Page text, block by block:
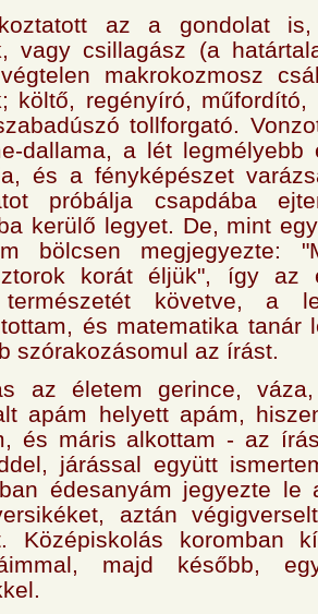
az a gondolat
vagy csillagász (a
makrokozmosz
költő, regényíró, műfordító,
tollforgató.
dallama, a lét legmélyebb
és a fényképészet
próbálja csapdába
kerülő legyet. De, mint
bölcsen megjegyezte:
korát éljük", így az
követve, a
és matematika tanár
szórakozásomul az írást.
az életem gerince,
apám helyett apám,
és máris alkottam - az
járással együtt
édesanyám jegyezte le
aztán
Középiskolás koromban
majd később,